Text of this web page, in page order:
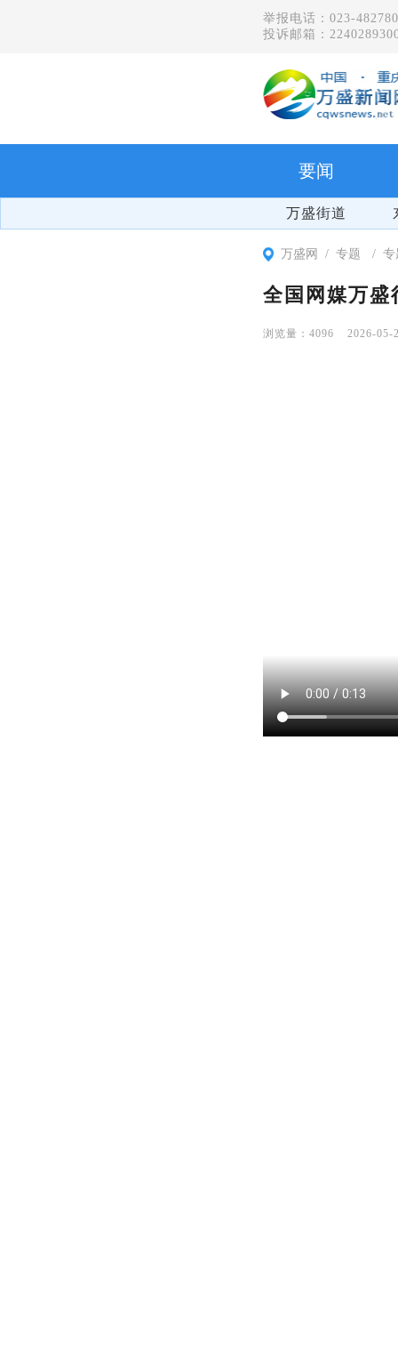
举报电话：023-
投诉邮箱：
要闻
万盛街道
万盛网 专题
全国网媒万盛
4096 2026-05-